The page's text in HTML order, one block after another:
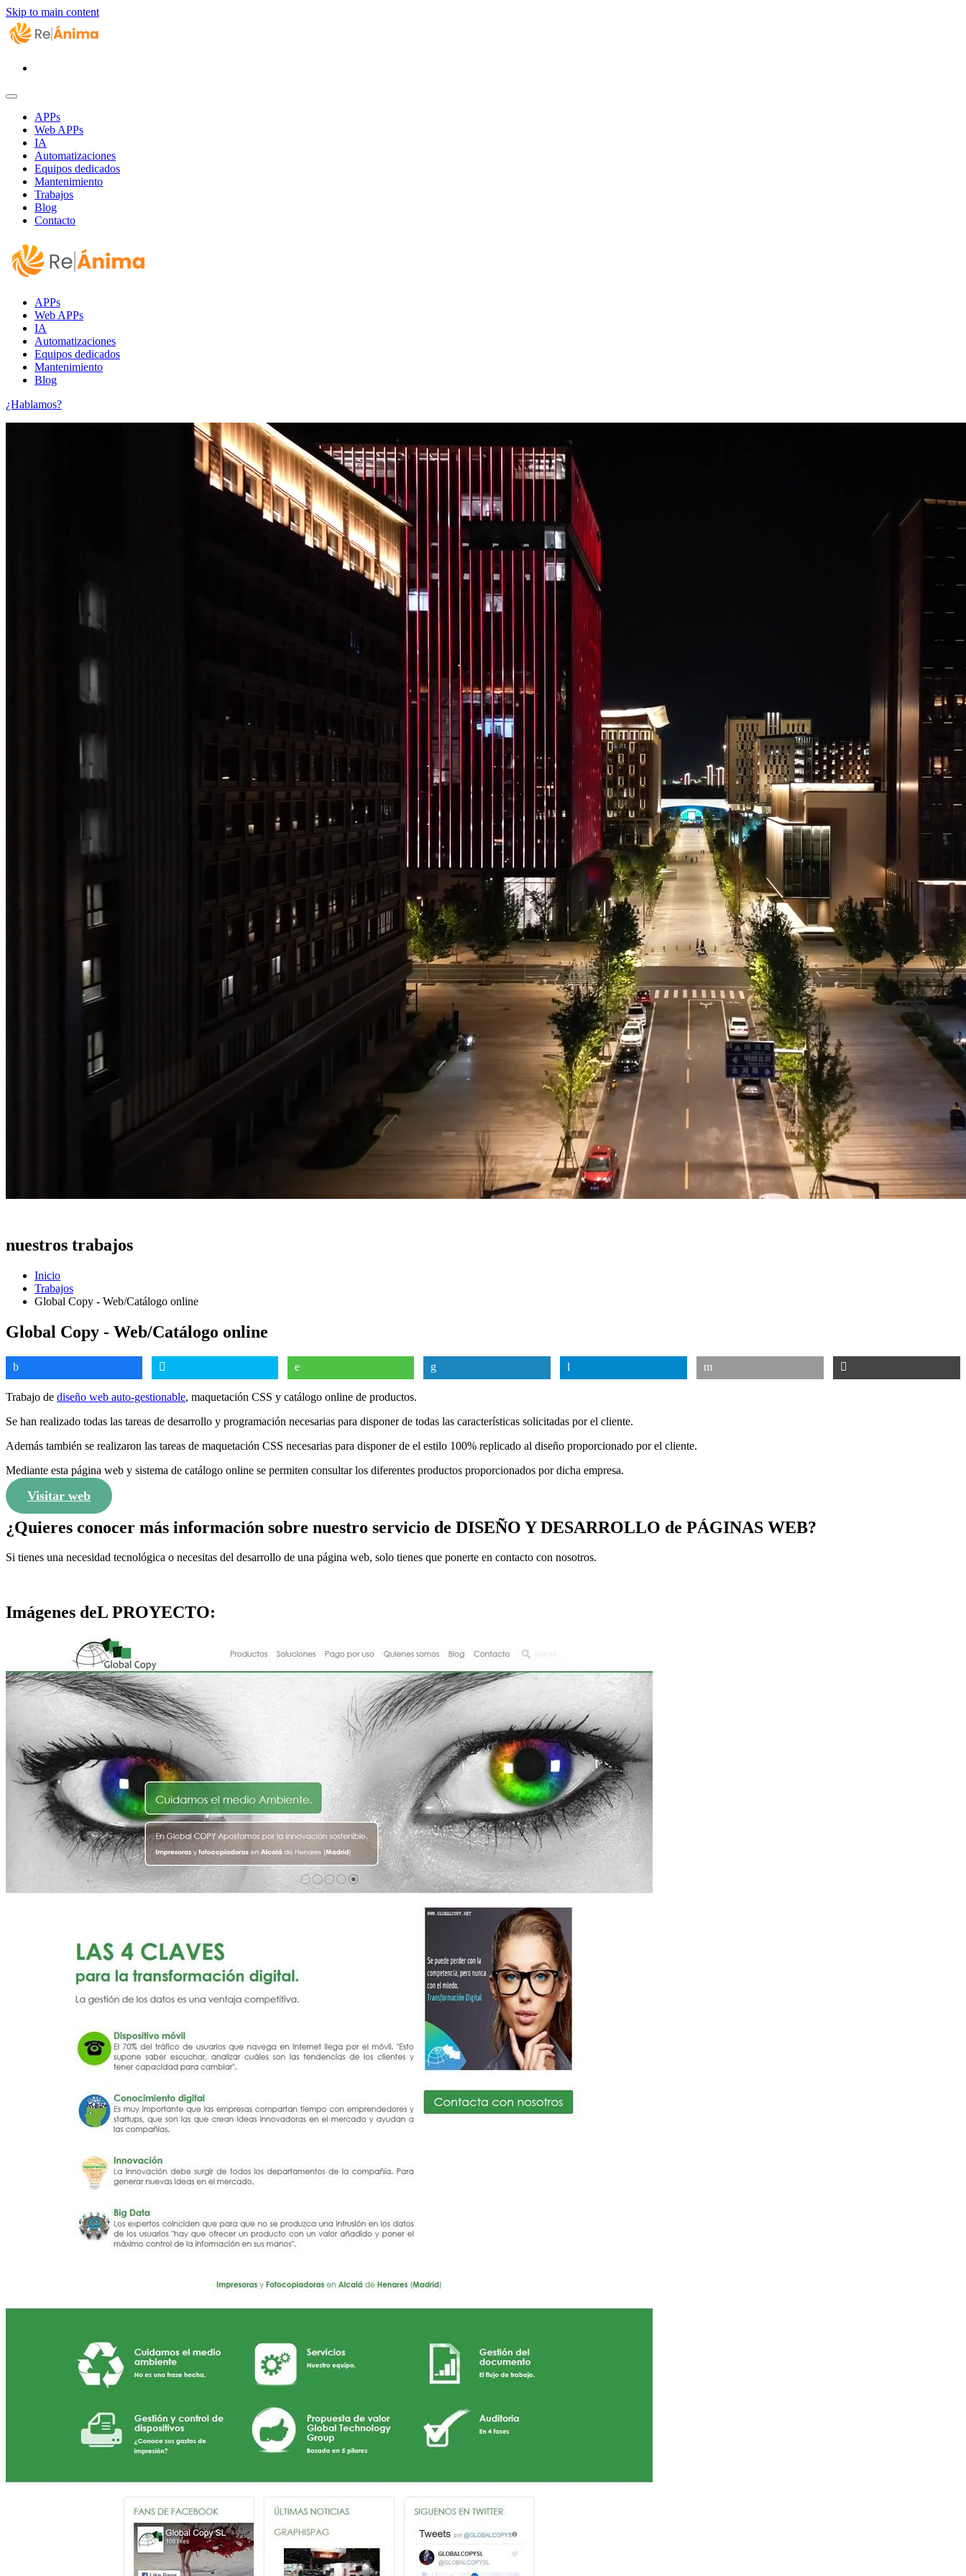
Skip to main content
APPs
Web APPs
IA
Automatizaciones
Equipos dedicados
Mantenimiento
Trabajos
Blog
Contacto
APPs
Web APPs
IA
Automatizaciones
Equipos dedicados
Mantenimiento
Blog
¿Hablamos?
nuestros trabajos
Inicio
Trabajos
Global Copy - Web/Catálogo online
Global Copy - Web/Catálogo online
Trabajo de diseño web auto-gestionable, maquetación CSS y catálogo online de productos.
Se han realizado todas las tareas de desarrollo y programación necesarias para disponer de todas las características solicitadas por el cliente.
Además también se realizaron las tareas de maquetación CSS necesarias para disponer de el estilo 100% replicado al diseño proporcionado por el cliente.
Mediante esta página web y sistema de catálogo online se permiten consultar los diferentes productos proporcionados por dicha empresa.
Visitar web
¿Quieres conocer más información sobre nuestro servicio de DISEÑO Y DESARROLLO de PÁGINAS WEB?
Si tienes una necesidad tecnológica o necesitas del desarrollo de una página web, solo tienes que ponerte en contacto con nosotros.
Imágenes deL PROYECTO: